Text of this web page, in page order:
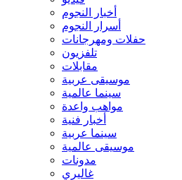
أخبار النجوم
أسرار النجوم
حفلات ومهرجانات
تلفزيون
مقابلات
موسيقى عربية
سينما عالمية
مواهب واعدة
أخبار فنية
سينما عربية
موسيقى عالمية
مدونات
غاليري